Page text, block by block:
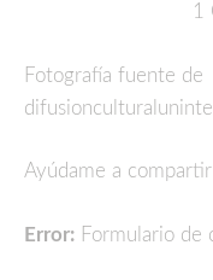
1
Fotografía fuente de
Ayúdame a
Error: Formulario de